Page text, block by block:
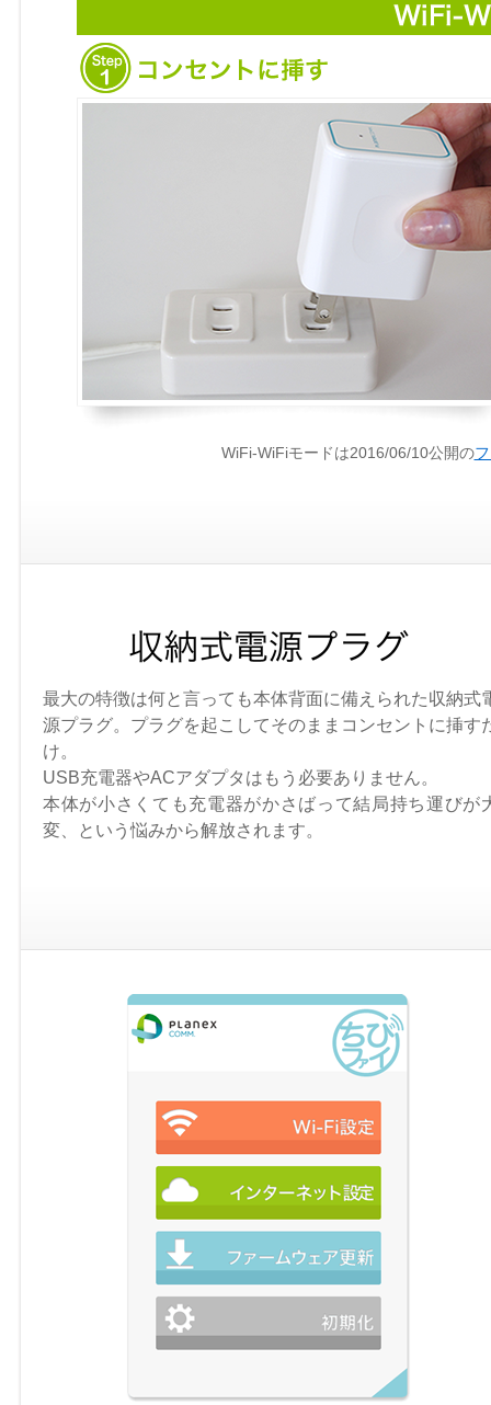
WiFi-WiFiモードは2016/06/10公開の
最大の特徴は何と言っても本体背面に備えられた収納式
源プラグ。プラグを起こしてそのままコンセントに挿す
け。
USB充電器やACアダプタはもう必要ありません。
本体が小さくても充電器がかさばって結局持ち運びが
変、という悩みから解放されます。